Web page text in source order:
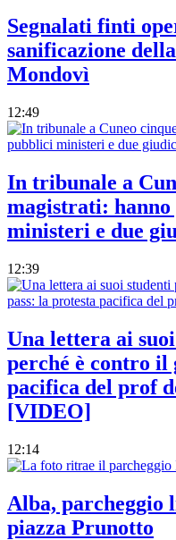
Segnalati finti
sanificazione
Mondovì
12:49
In tribunale a
magistrati:
ministeri e due
12:39
Una lettera ai
perché è contro il
pacifica del prof
[VIDEO]
12:14
Alba, parcheggio
piazza Prunotto